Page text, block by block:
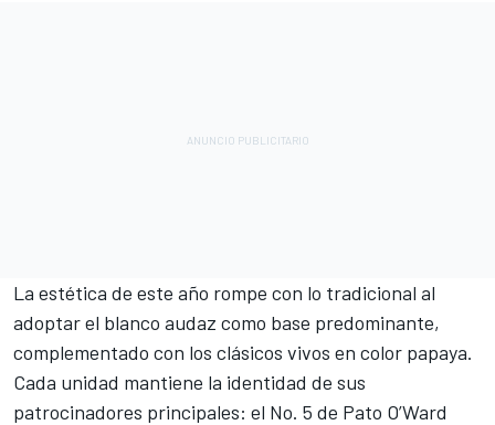
La estética de este año rompe con lo tradicional al
adoptar el blanco audaz como base predominante,
complementado con los clásicos vivos en color papaya.
Cada unidad mantiene la identidad de sus
patrocinadores principales: el No. 5 de Pato O’Ward